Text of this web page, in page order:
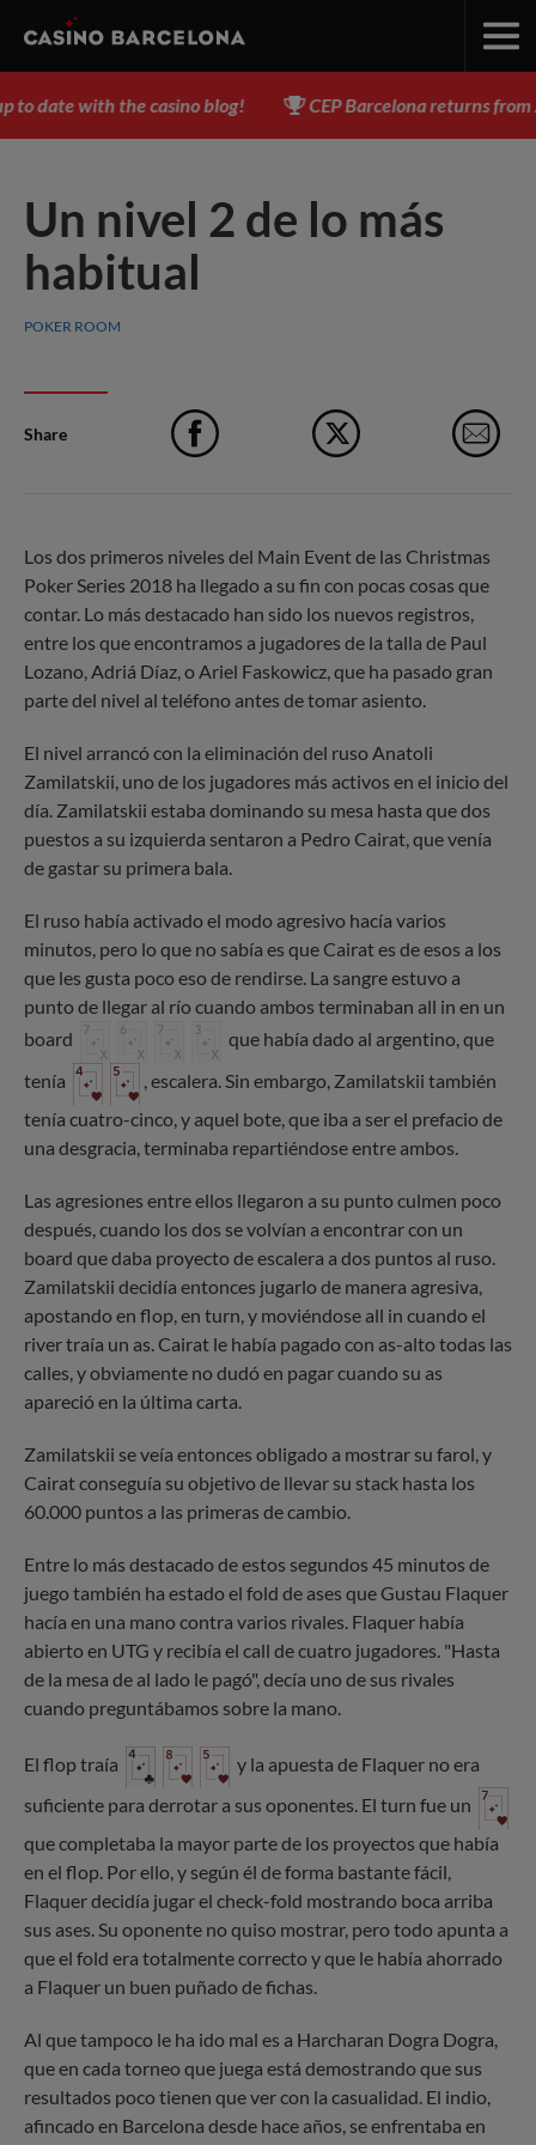
date with the casino blog! CEP Barcelona returns from
Un nivel 2 de lo más
habitual
POKER ROOM
Share
Los dos primeros niveles del Main Event de las Christmas
Poker Series 2018 ha llegado a su fin con pocas cosas que
contar. Lo más destacado han sido los nuevos registros,
entre los que encontramos a jugadores de la talla de Paul
Lozano, Adriá Díaz, o Ariel Faskowicz, que ha pasado gran
parte del nivel al teléfono antes de tomar asiento.
El nivel arrancó con la eliminación del ruso Anatoli
Zamilatskii, uno de los jugadores más activos en el inicio del
día. Zamilatskii estaba dominando su mesa hasta que dos
puestos a su izquierda sentaron a Pedro Cairat, que venía
de gastar su primera bala.
El ruso había activado el modo agresivo hacía varios
minutos, pero lo que no sabía es que Cairat es de esos a los
que les gusta poco eso de rendirse. La sangre estuvo a
punto de llegar al río cuando ambos terminaban all in en un
board
que había dado al argentino, que
tenía
, escalera. Sin embargo, Zamilatskii también
tenía cuatro-cinco, y aquel bote, que iba a ser el prefacio de
una desgracia, terminaba repartiéndose entre ambos.
Las agresiones entre ellos llegaron a su punto culmen poco
después, cuando los dos se volvían a encontrar con un
board que daba proyecto de escalera a dos puntos al ruso.
Zamilatskii decidía entonces jugarlo de manera agresiva,
apostando en flop, en turn, y moviéndose all in cuando el
river traía un as. Cairat le había pagado con as-alto todas las
calles, y obviamente no dudó en pagar cuando su as
apareció en la última carta.
Zamilatskii se veía entonces obligado a mostrar su farol, y
Cairat conseguía su objetivo de llevar su stack hasta los
60.000 puntos a las primeras de cambio.
Entre lo más destacado de estos segundos 45 minutos de
juego también ha estado el fold de ases que Gustau Flaquer
hacía en una mano contra varios rivales. Flaquer había
abierto en UTG y recibía el call de cuatro jugadores. "Hasta
de la mesa de al lado le pagó", decía uno de sus rivales
cuando preguntábamos sobre la mano.
El flop traía
y la apuesta de Flaquer no era
suficiente para derrotar a sus oponentes. El turn fue un
que completaba la mayor parte de los proyectos que había
en el flop. Por ello, y según él de forma bastante fácil,
Flaquer decidía jugar el check-fold mostrando boca arriba
sus ases. Su oponente no quiso mostrar, pero todo apunta a
que el fold era totalmente correcto y que le había ahorrado
a Flaquer un buen puñado de fichas.
Al que tampoco le ha ido mal es a Harcharan Dogra Dogra,
que en cada torneo que juega está demostrando que sus
resultados poco tienen que ver con la casualidad. El indio,
afincado en Barcelona desde hace años, se enfrentaba en